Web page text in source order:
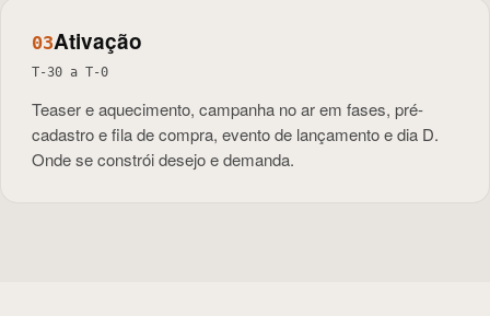
03Ativação
T-30 a T-0
Teaser e aquecimento, campanha no ar em fases, pré-
cadastro e fila de compra, evento de lançamento e dia D.
Onde se constrói desejo e demanda.